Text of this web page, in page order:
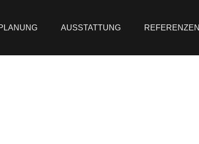
AUSSTATTUNG REFERENZEN